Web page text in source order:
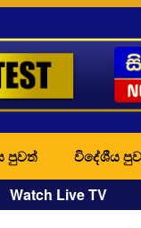
පුවත් විදේශීය
Watch Live TV